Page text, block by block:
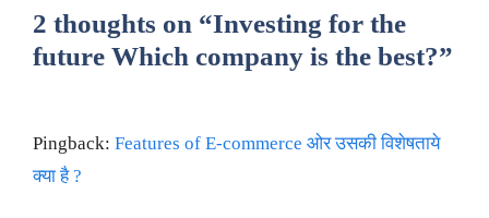
2 thoughts on “Investing for the
future Which company is the best?”
Pingback: Features of E-commerce ओर उसकी विशेषताये
क्या है ?